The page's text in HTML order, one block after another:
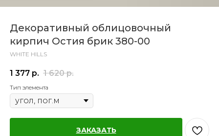
Декоративный облицовочный
кирпич Остия брик 380-00
WHITE HILLS
1 377 р. 1 620 р.
Тип элемента
ЗАКАЗАТЬ